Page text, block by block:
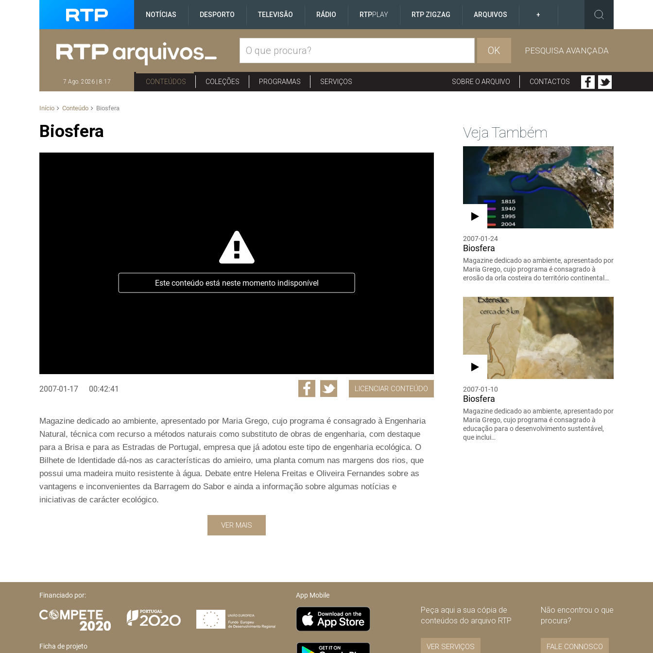
NOTÍCIAS DESPORTO TELEVISÃO RÁDIO RTPPLAY RTP ZIGZAG ARQUIVOS +
OK PESQUISA AVANÇADA
7 Ago. 2026 | 8:17 CONTEÚDOS COLEÇÕES PROGRAMAS SERVIÇOS SOBRE O ARQUIVO CONTACTOS
Início Conteúdo Biosfera
Biosfera
Este conteúdo está neste momento indisponível
2007-01-17 00:42:41 LICENCIAR CONTEÚDO
Magazine dedicado ao ambiente, apresentado por Maria Grego, cujo programa é consagrado à Engenharia
Natural, técnica com recurso a métodos naturais como substituto de obras de engenharia, com destaque
para a Brisa e para as Estradas de Portugal, empresa que já adotou este tipo de engenharia ecológica. O
Bilhete de Identidade dá-nos as características do amieiro, uma planta comum nas margens dos rios, que
possui uma madeira muito resistente à água. Debate entre Helena Freitas e Oliveira Fernandes sobre as
vantagens e inconvenientes da Barragem do Sabor e ainda a informação sobre algumas notícias e
iniciativas de carácter ecológico.
VER MAIS
Veja Também
2007-01-24
Biosfera
Magazine dedicado ao ambiente, apresentado por
Maria Grego, cujo programa é consagrado à
erosão da orla costeira do território continental…
2007-01-10
Biosfera
Magazine dedicado ao ambiente, apresentado por
Maria Grego, cujo programa é consagrado à
educação para o desenvolvimento sustentável,
que inclui…
Financiado por:
Ficha de projeto
App Mobile
Peça aqui a sua cópia de
conteúdos do arquivo RTP
VER SERVIÇOS
Não encontrou o que
procura?
FALE CONNOSCO